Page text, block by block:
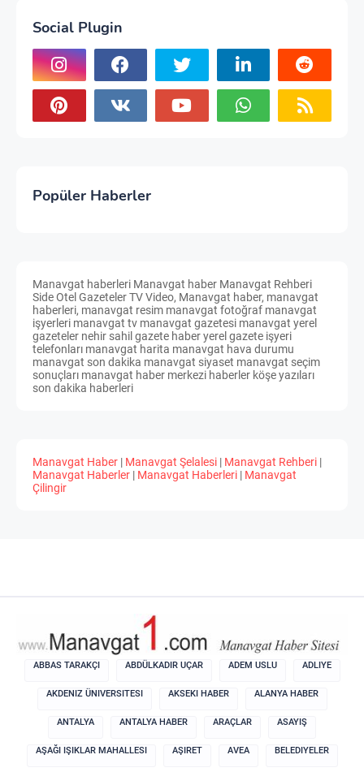
Social Plugin
Popüler Haberler
Manavgat haberleri Manavgat haber Manavgat Rehberi
Side Otel Gazeteler TV Video, Manavgat haber, manavgat
haberleri, manavgat resim manavgat fotoğraf manavgat
işyerleri manavgat tv manavgat gazetesi manavgat yerel
gazeteler nehir sahil gazete haber yerel gazete işyeri
telefonları manavgat harita manavgat hava durumu
manavgat son dakika manavgat siyaset manavgat seçim
sonuçları manavgat haber merkezi haberler köşe yazıları
son dakika haberleri
Manavgat Haber | Manavgat Şelalesi | Manavgat Rehberi |
Manavgat Haberler | Manavgat Haberleri | Manavgat
Çilingir
ABBAS TARAKÇI ABDÜLKADIR UÇAR ADEM USLU ADLIYE
AKDENIZ ÜNIVERSITESI AKSEKI HABER ALANYA HABER
ANTALYA ANTALYA HABER ARAÇLAR ASAYIŞ
AŞAĞI IŞIKLAR MAHALLESI AŞIRET AVEA BELEDIYELER